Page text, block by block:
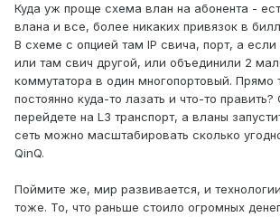
Куда уж проще схема влан на абонента -
влана и все, более никаких привязок в
В схеме с опцией там IP свича, порт, а если
или там свич другой, или объединили 2
коммутатора в один многопортовый. Прямо
постоянно куда-то лазать и что-то
перейдете на L3 транспорт, а вланы
сеть можно масштабировать сколько
QinQ.
Поймите же, мир развивается, и
тоже. То, что раньше стоило огромных